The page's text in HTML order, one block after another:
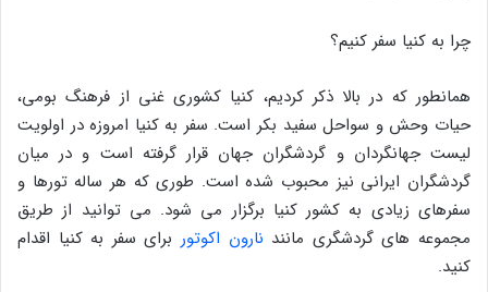
چرا به کنیا سفر کنیم؟
همانطور که در بالا ذکر کردیم، کنیا کشوری غنی از فرهنگ بومی،
حیات وحش و سواحل سفید بکر است. سفر به کنیا امروزه در اولویت
لیست جهانگردان و گردشگران جهان قرار گرفته است و در میان
گردشگران ایرانی نیز محبوب شده است. طوری که هر ساله تورها و
سفرهای زیادی به کشور کنیا برگزار می شود. می توانید از طریق
مجموعه های گردشگری مانند نارون اکوتور برای سفر به کنیا اقدام
کنید.